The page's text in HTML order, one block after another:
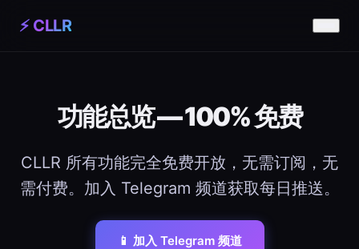
⚡ CLLR
功能总览 — 100% 免费
CLLR 所有功能完全免费开放，无需订阅，无
需付费。加入 Telegram 频道获取每日推送。
📱 加入 Telegram 频道